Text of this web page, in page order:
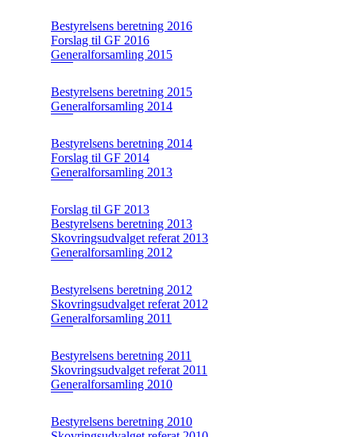
Bestyrelsens beretning 2016
Forslag til GF 2016
Generalforsamling 2015
Bestyrelsens beretning 2015
Generalforsamling 2014
Bestyrelsens beretning 2014
Forslag til GF 2014
Generalforsamling 2013
Forslag til GF 2013
Bestyrelsens beretning 2013
Skovringsudvalget referat 2013
Generalforsamling 2012
Bestyrelsens beretning 2012
Skovringsudvalget referat 2012
Generalforsamling 2011
Bestyrelsens beretning 2011
Skovringsudvalget referat 2011
Generalforsamling 2010
Bestyrelsens beretning 2010